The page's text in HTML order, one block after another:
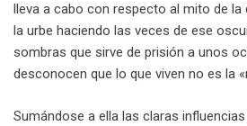
lleva a cabo con respecto al mito de la
la urbe haciendo las veces de ese
sombras que sirve de prisión a unos
desconocen que lo que viven no es la
Sumándose a ella las claras